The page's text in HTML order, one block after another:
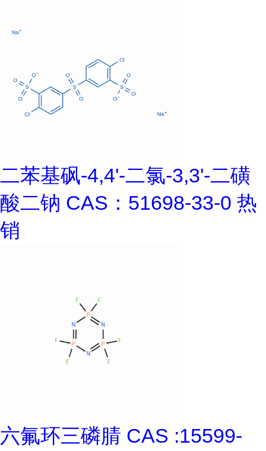
二苯基砜-4,4'-二氯-3,3'-二磺
酸二钠 CAS：51698-33-0 热
销
六氟环三磷腈 CAS :15599-